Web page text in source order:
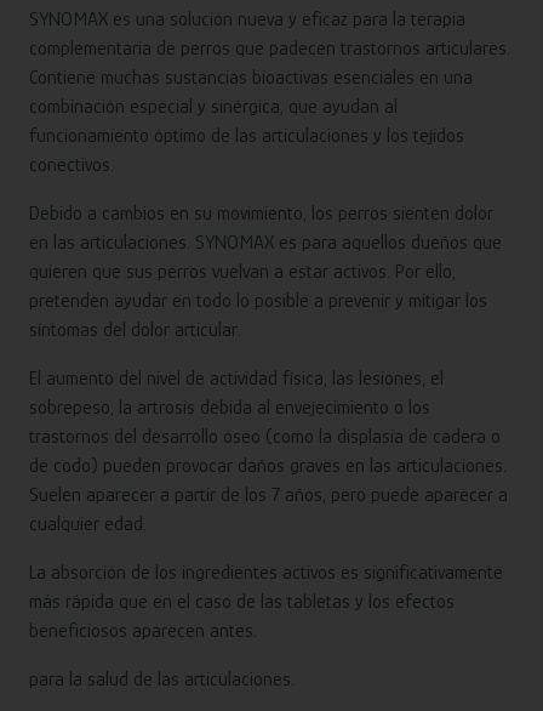
SYNOMAX es una solución nueva y eficaz para la terapia
complementaria de perros que padecen trastornos articulares.
Contiene muchas sustancias bioactivas esenciales en una
combinación especial y sinérgica, que ayudan al
funcionamiento óptimo de las articulaciones y los tejidos
conectivos.
Debido a cambios en su movimiento, los perros sienten dolor
en las articulaciones. SYNOMAX es para aquellos dueños que
quieren que sus perros vuelvan a estar activos. Por ello,
pretenden ayudar en todo lo posible a prevenir y mitigar los
síntomas del dolor articular.
El aumento del nivel de actividad física, las lesiones, el
sobrepeso, la artrosis debida al envejecimiento o los
trastornos del desarrollo óseo (como la displasia de cadera o
de codo) pueden provocar daños graves en las articulaciones.
Suelen aparecer a partir de los 7 años, pero puede aparecer a
cualquier edad.
La absorción de los ingredientes activos es significativamente
más rápida que en el caso de las tabletas y los efectos
beneficiosos aparecen antes.
para la salud de las articulaciones.